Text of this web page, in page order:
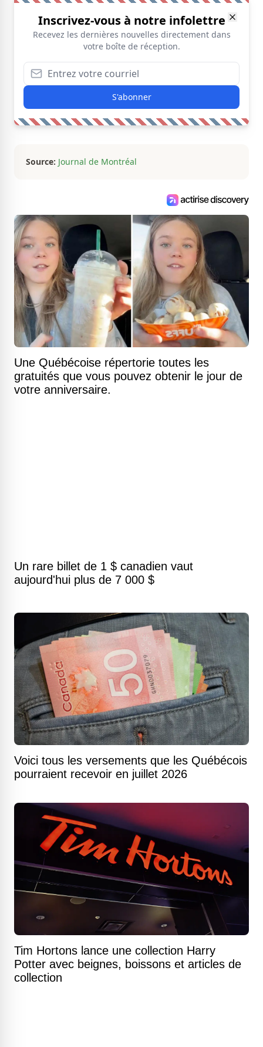
Inscrivez-vous à notre infolettre
Recevez les dernières nouvelles directement dans
votre boîte de réception.
S'abonner
Source: Journal de Montréal
Une Québécoise répertorie toutes les
gratuités que vous pouvez obtenir le jour de
votre anniversaire.
Un rare billet de 1 $ canadien vaut
aujourd'hui plus de 7 000 $
Voici tous les versements que les Québécois
pourraient recevoir en juillet 2026
Tim Hortons lance une collection Harry
Potter avec beignes, boissons et articles de
collection